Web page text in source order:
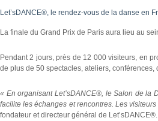
Let’sDANCE®, le rendez-vous de la danse en
La finale du Grand Prix de Paris aura lieu au
Pendant 2 jours, près de 12 000 visiteurs, en
de plus de 50 spectacles, ateliers,
« En organisant Let’sDANCE®, le Salon de la
facilite les échanges et rencontres. Les
fondateur et directeur général de Let’sDANCE®.